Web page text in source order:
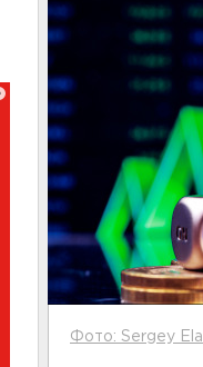
Фото: Sergey